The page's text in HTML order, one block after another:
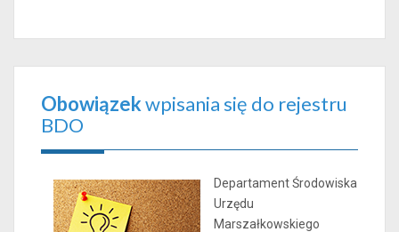
Obowiązekwpisania się do rejestru
BDO
Departament Środowiska
Urzędu
Marszałkowskiego